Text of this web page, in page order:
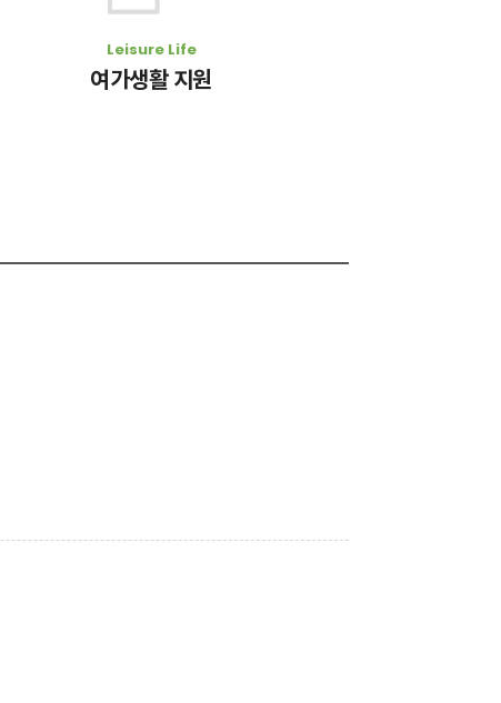
Leisure Life
여가생활 지원